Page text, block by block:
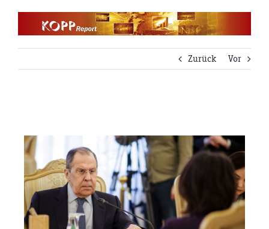
Zurück
Vor